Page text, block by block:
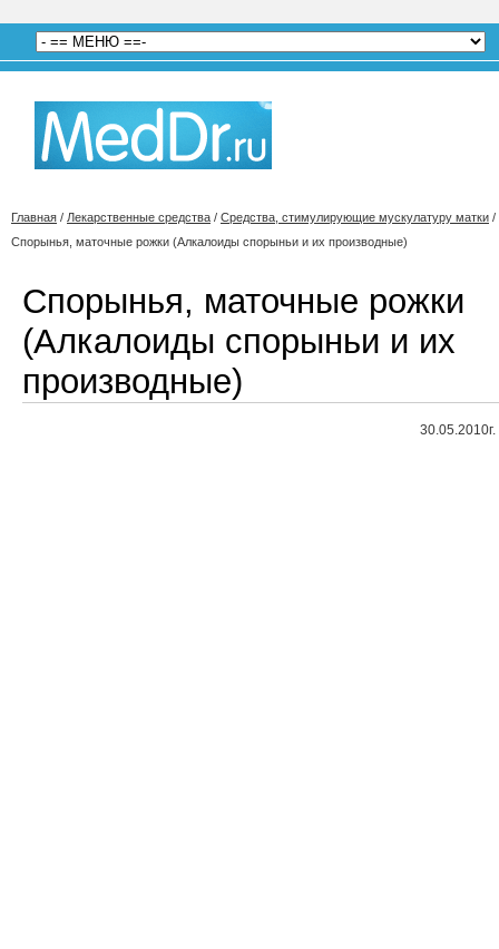
Главная / Лекарственные средства / Средства, стимулирующие мускулатуру матки /
Спорынья, маточные рожки (Алкалоиды спорыньи и их производные)
Спорынья, маточные рожки
(Алкалоиды спорыньи и их
производные)
30.05.2010г.